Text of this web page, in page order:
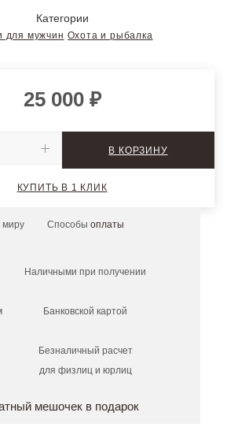
Категории
для мужчин Охота и рыбалка
25 000₽
В КОРЗИНУ
КУПИТЬ В 1 КЛИК
миру Способы оплаты
Наличными при получении
Банковской картой
Безналичный расчет
для физлиц и юрлиц
мешочек в подарок